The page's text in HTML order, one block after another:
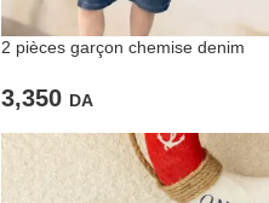
2 pièces garçon chemise denim
3,350 DA